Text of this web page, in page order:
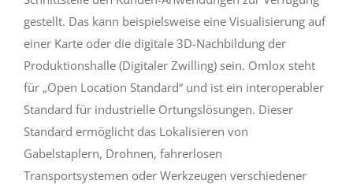
gestellt. Das kann beispielsweise eine Visualisierung auf
einer Karte oder die digitale 3D-Nachbildung der
Produktionshalle (Digitaler Zwilling) sein. Omlox steht
für „Open Location Standard“ und ist ein interoperabler
Standard für industrielle Ortungslösungen. Dieser
Standard ermöglicht das Lokalisieren von
Gabelstaplern, Drohnen, fahrerlosen
Transportsystemen oder Werkzeugen verschiedener